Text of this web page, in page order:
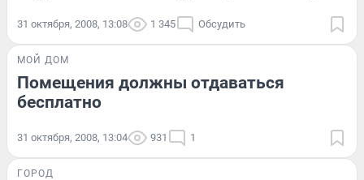
31 октября, 2008, 13:08 1 345 Обсудить
МОЙ ДОМ
Помещения должны отдаваться
бесплатно
31 октября, 2008, 13:04 931 1
ГОРОД